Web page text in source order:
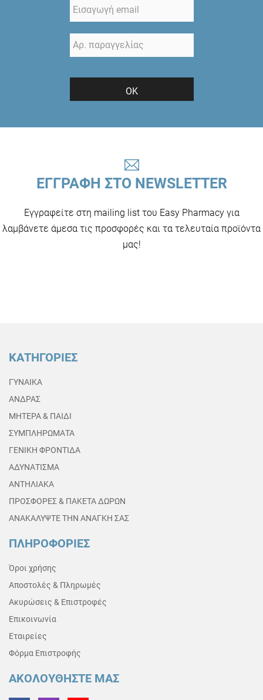
ΟΚ
ΕΓΓΡΑΦΗ ΣΤΟ NEWSLETTER
Εγγραφείτε στη mailing list του Easy Pharmacy για
λαμβάνετε άμεσα τις προσφορές και τα τελευταία προϊόντα
μας!
ΚΑΤΗΓΟΡΙΕΣ
ΓΥΝΑΙΚΑ
ΑΝΔΡΑΣ
ΜΗΤΕΡΑ & ΠΑΙΔΙ
ΣΥΜΠΛΗΡΩΜΑΤΑ
ΓΕΝΙΚΗ ΦΡΟΝΤΙΔΑ
ΑΔΥΝΑΤΙΣΜΑ
ΑΝΤΗΛΙΑΚΑ
ΠΡΟΣΦΟΡΕΣ & ΠΑΚΕΤΑ ΔΩΡΩΝ
ΑΝΑΚΑΛΥΨΤΕ ΤΗΝ ΑΝΑΓΚΗ ΣΑΣ
ΠΛΗΡΟΦΟΡΙΕΣ
Όροι χρήσης
Αποστολές & Πληρωμές
Ακυρώσεις & Επιστροφές
Επικοινωνία
Εταιρείες
Φόρμα Επιστροφής
ΑΚΟΛΟΥΘΗΣΤΕ ΜΑΣ